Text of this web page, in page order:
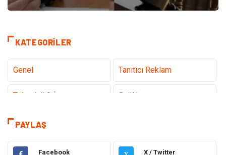
KATEGORILER
Genel Tanıtıcı Reklam
Teknoloji & İnternet Sağlık
Hizmet
Hukuk Elektrik Elektronik
PAYLAŞ
Facebook X / Twitter